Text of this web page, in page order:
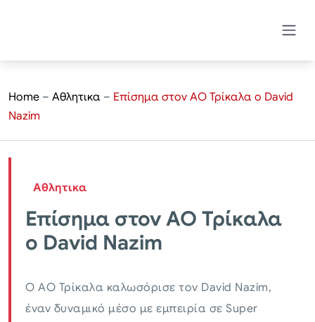
Home – Αθλητικα – Επίσημα στον ΑΟ Τρίκαλα ο David
Nazim
Αθλητικα
Επίσημα στον ΑΟ Τρίκαλα
ο David Nazim
Ο ΑΟ Τρίκαλα καλωσόρισε τον David Nazim,
έναν δυναμικό μέσο με εμπειρία σε Super